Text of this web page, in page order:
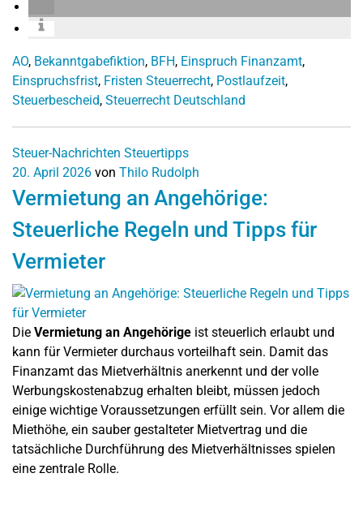
AO, Bekanntgabefiktion, BFH, Einspruch Finanzamt,
Einspruchsfrist, Fristen Steuerrecht, Postlaufzeit,
Steuerbescheid, Steuerrecht Deutschland
Steuer-Nachrichten Steuertipps
20. April 2026 von Thilo Rudolph
Vermietung an Angehörige:
Steuerliche Regeln und Tipps für
Vermieter
Die Vermietung an Angehörige ist steuerlich erlaubt und
kann für Vermieter durchaus vorteilhaft sein. Damit das
Finanzamt das Mietverhältnis anerkennt und der volle
Werbungskostenabzug erhalten bleibt, müssen jedoch
einige wichtige Voraussetzungen erfüllt sein. Vor allem die
Miethöhe, ein sauber gestalteter Mietvertrag und die
tatsächliche Durchführung des Mietverhältnisses spielen
eine zentrale Rolle.